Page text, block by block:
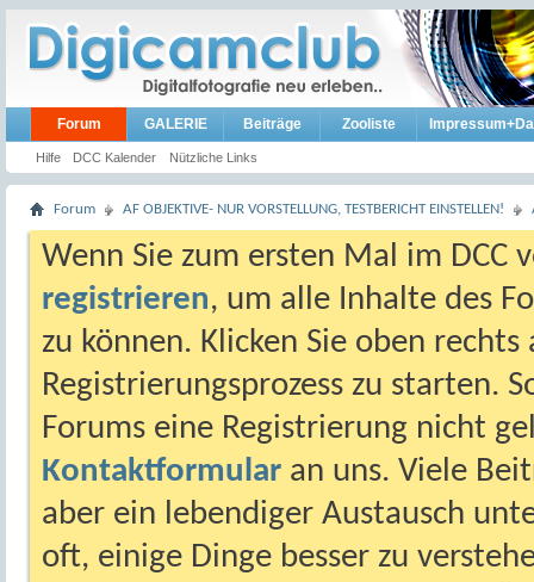
Forum
Hilfe DCC Kalender Nützliche Links
GALERIE Beiträge Zooliste
Forum AF OBJEKTIVE- NUR VORSTELLUNG, TESTBERICHT EINSTELLEN!
Wenn Sie zum ersten Mal im DCC
registrieren, um alle Inhalte des
zu können. Klicken Sie oben
Registrierungsprozess zu starten.
Forums eine Registrierung nicht
Kontaktformular an uns. Viele
aber ein lebendiger Austausch
oft, einige Dinge besser zu